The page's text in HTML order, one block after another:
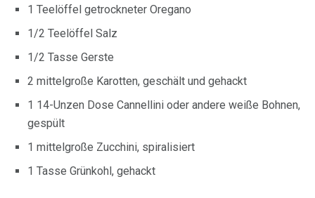
1 Teelöffel getrockneter Oregano
1/2 Teelöffel Salz
1/2 Tasse Gerste
2 mittelgroße Karotten, geschält und gehackt
1 14-Unzen Dose Cannellini oder andere weiße Bohnen,
gespült
1 mittelgroße Zucchini, spiralisiert
1 Tasse Grünkohl, gehackt